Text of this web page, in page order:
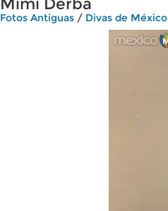
Mimí Derba
Fotos Antiguas / Divas de México